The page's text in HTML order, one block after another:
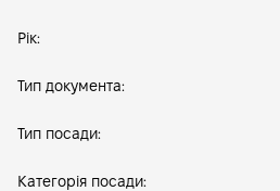
Рік:
Тип документа:
Тип посади:
Категорія посади: